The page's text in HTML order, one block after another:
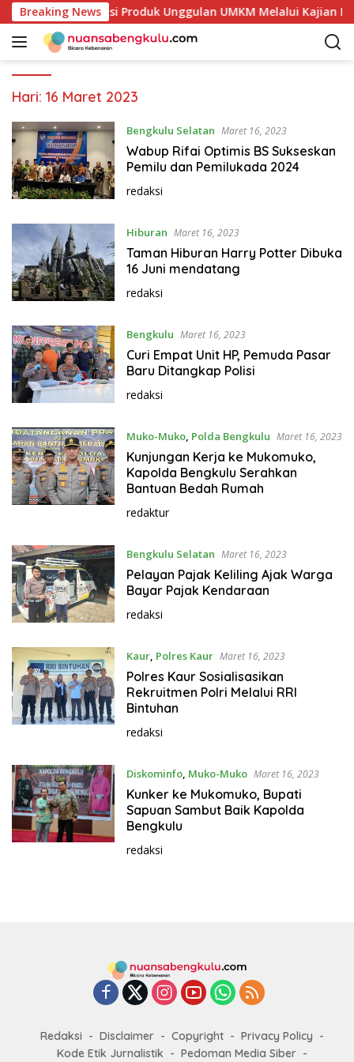
a
Breaking News
Petakan Potensi Produk Unggulan UMKM Melalui Kajian
Hari: 16 Maret 2023
Bengkulu Selatan Maret 16, 2023
Wabup Rifai Optimis BS Sukseskan
Pemilu dan Pemilukada 2024
redaksi
Hiburan Maret 16, 2023
Taman Hiburan Harry Potter Dibuka
16 Juni mendatang
redaksi
Bengkulu Maret 16, 2023
Curi Empat Unit HP, Pemuda Pasar
Baru Ditangkap Polisi
redaksi
Muko-Muko, Polda Bengkulu Maret 16, 2023
Kunjungan Kerja ke Mukomuko,
Kapolda Bengkulu Serahkan
Bantuan Bedah Rumah
redaktur
Bengkulu Selatan Maret 16, 2023
Pelayan Pajak Keliling Ajak Warga
Bayar Pajak Kendaraan
redaksi
Kaur, Polres Kaur Maret 16, 2023
Polres Kaur Sosialisasikan
Rekruitmen Polri Melalui RRI
Bintuhan
redaksi
Diskominfo, Muko-Muko Maret 16, 2023
Kunker ke Mukomuko, Bupati
Sapuan Sambut Baik Kapolda
Bengkulu
redaksi
Redaksi Disclaimer Copyright
Privacy Policy
Kode Etik Jurnalistik
Pedoman Media Siber